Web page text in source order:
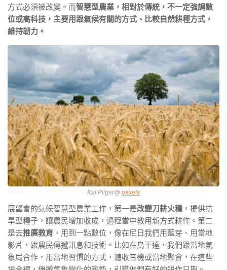
方式必須被改變。而智慧型農業，相對於傳統，不一定強調數
位或高科技，主要用跟氣候有關的方式、比較自然耕種方式，
維持韌力。
Kai Pilger@ pexels
展望會的氣候智慧型農業工作，第一是改變刀耕火種 ，提供抗
旱型種子，讓農民增加收成，過程當中教用新方式耕作。第二
是去推廣教育 ，用到一點數位，像在尼日我們用藍芽、用當地
影片，跟農民傳遞訊息和技術。比如在烏干達，我們跟當地氣
象局合作，用當地習慣的方式，聽收音機或當地聚會，在這些